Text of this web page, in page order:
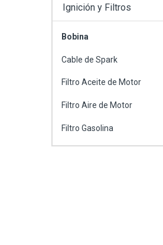
Ignición y Filtros
Bobina
Cable de Spark
Filtro Aceite de Motor
Filtro Aire de Motor
Filtro Gasolina